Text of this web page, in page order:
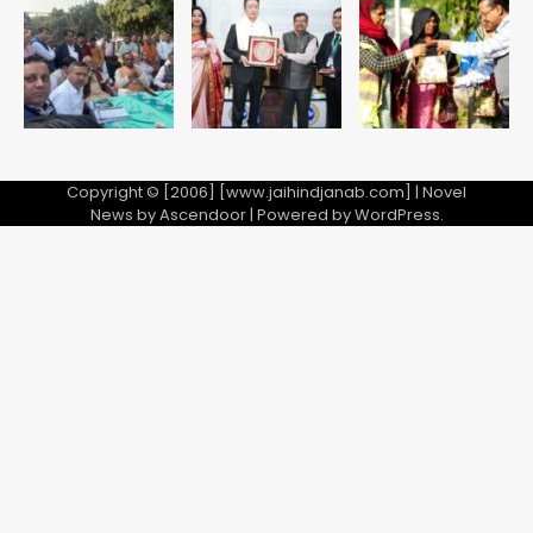
Copyright © [2006] [www.jaihindjanab.com] | Novel
News byAscendoor| Powered byWordPress.